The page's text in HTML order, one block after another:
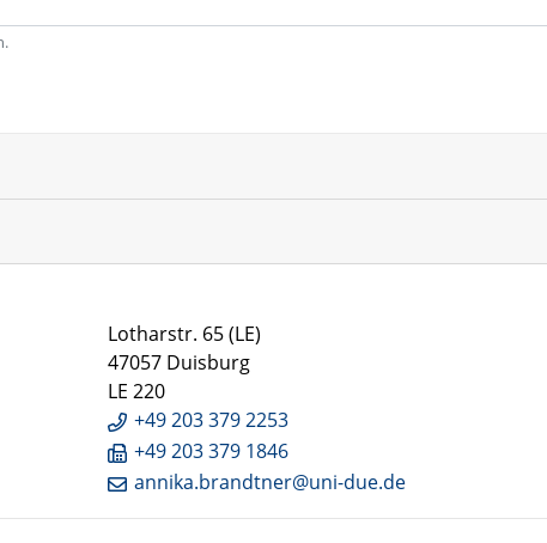
Lotharstr. 65 (LE)
47057 Duisburg
LE 220
+49 203 379 2253
+49 203 379 1846
annika.brandtner@uni-due.de